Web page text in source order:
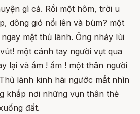
gì cả. Rồi một hôm, trời u
dông gió nổi lên và bùm? một
mặt thủ lãnh. Ông nhảy lùi
một cánh tay người vụt qua
lại và ầm ! ầm ! một thân người
lãnh kinh hãi ngước mắt nhìn
khắp nơi những vụn thân thẻ
đất.